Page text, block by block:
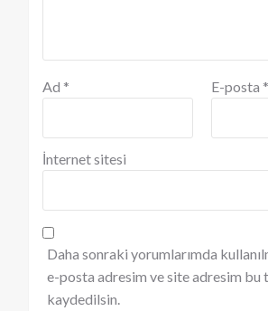
Ad * E-posta *
İnternet sitesi
Daha sonraki yorumlarımda
e-posta adresim ve site adresim bu
kaydedilsin.